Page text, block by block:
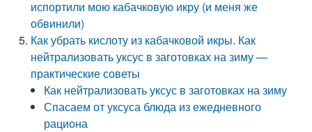
испортили мою кабачковую икру (и меня же
обвинили)
Как убрать кислоту из кабачковой икры. Как
нейтрализовать уксус в заготовках на зиму —
практические советы
Как нейтрализовать уксус в заготовках на зиму
Спасаем от уксуса блюда из ежедневного
рациона